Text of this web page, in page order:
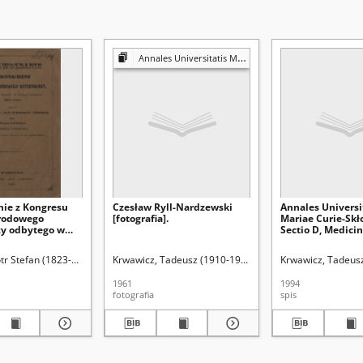
z Kongresu
odbytego w
Spraw
Stefan (1823-1903). Red. Międzynarodowy Kongres Weterynarzy (Wiedeń ;
Annales Universitatis Mariae Curie-Skłodowska. Sectio D, Medicina
Czesław Ryll-Nardzewski
[fotografia].
Krwawicz, Tadeusz (1910-1988). Redaktor sekcji
1961
fotografia
Annales
Mariae Curie-
Sectio D,
Krwawicz,
1994
spis